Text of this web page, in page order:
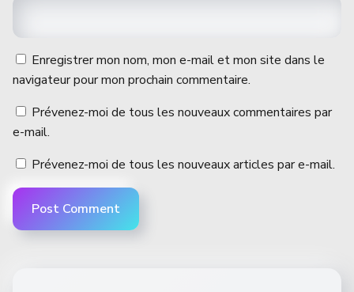
Enregistrer mon nom, mon e-mail et mon site dans le
navigateur pour mon prochain commentaire.
Prévenez-moi de tous les nouveaux commentaires par
e-mail.
Prévenez-moi de tous les nouveaux articles par e-mail.